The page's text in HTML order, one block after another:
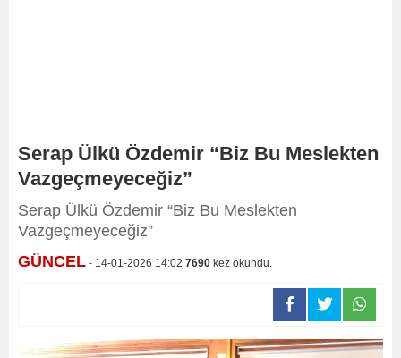
Serap Ülkü Özdemir “Biz Bu Meslekten
Vazgeçmeyeceğiz”
Serap Ülkü Özdemir “Biz Bu Meslekten
Vazgeçmeyeceğiz”
GÜNCEL - 14-01-2026 14:02 7690 kez okundu.